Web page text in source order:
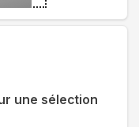
une sélection